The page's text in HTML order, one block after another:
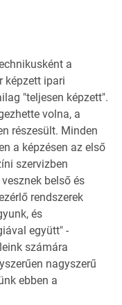
a
képzett ipari
"teljesen képzett".
volna, a
részesült. Minden
a képzésen az első
szervizben
belső és
rendszerek
és
együtt" -
számára
nagyszerű
ebben a